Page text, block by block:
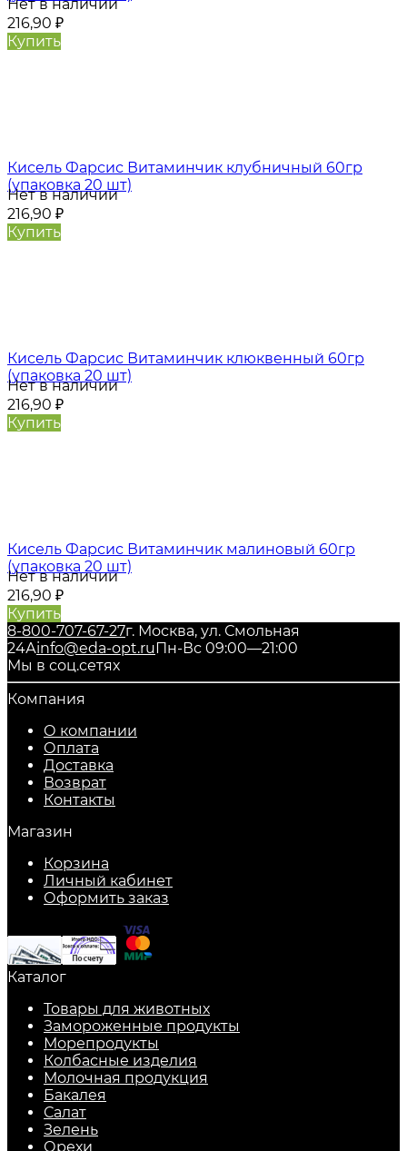
Нет в наличии
216,90 ₽
Купить
Кисель Фарсис Витаминчик клубничный 60гр
(упаковка 20 шт)
Нет в наличии
216,90 ₽
Купить
Кисель Фарсис Витаминчик клюквенный 60гр
(упаковка 20 шт)
Нет в наличии
216,90 ₽
Купить
Кисель Фарсис Витаминчик малиновый 60гр
(упаковка 20 шт)
Нет в наличии
216,90 ₽
Купить
8-800-707-67-27г. Москва, ул. Смольная
24Аinfo@eda-opt.ruПн-Вс 09:00—21:00
Мы в соц.сетях
Компания
О компании
Оплата
Доставка
Возврат
Контакты
Магазин
Корзина
Личный кабинет
Оформить заказ
Каталог
Товары для животных
Замороженные продукты
Морепродукты
Колбасные изделия
Молочная продукция
Бакалея
Салат
Зелень
Орехи